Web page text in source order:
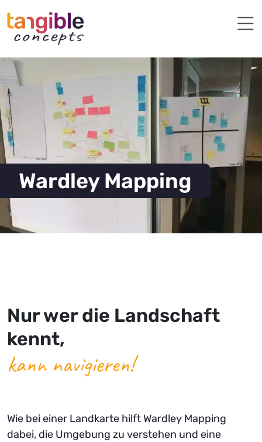
Wardley Mapping
Nur wer die Landschaft
kennt,
kann navigieren!
Wie bei einer Landkarte hilft Wardley Mapping
dabei, die Umgebung zu verstehen und eine